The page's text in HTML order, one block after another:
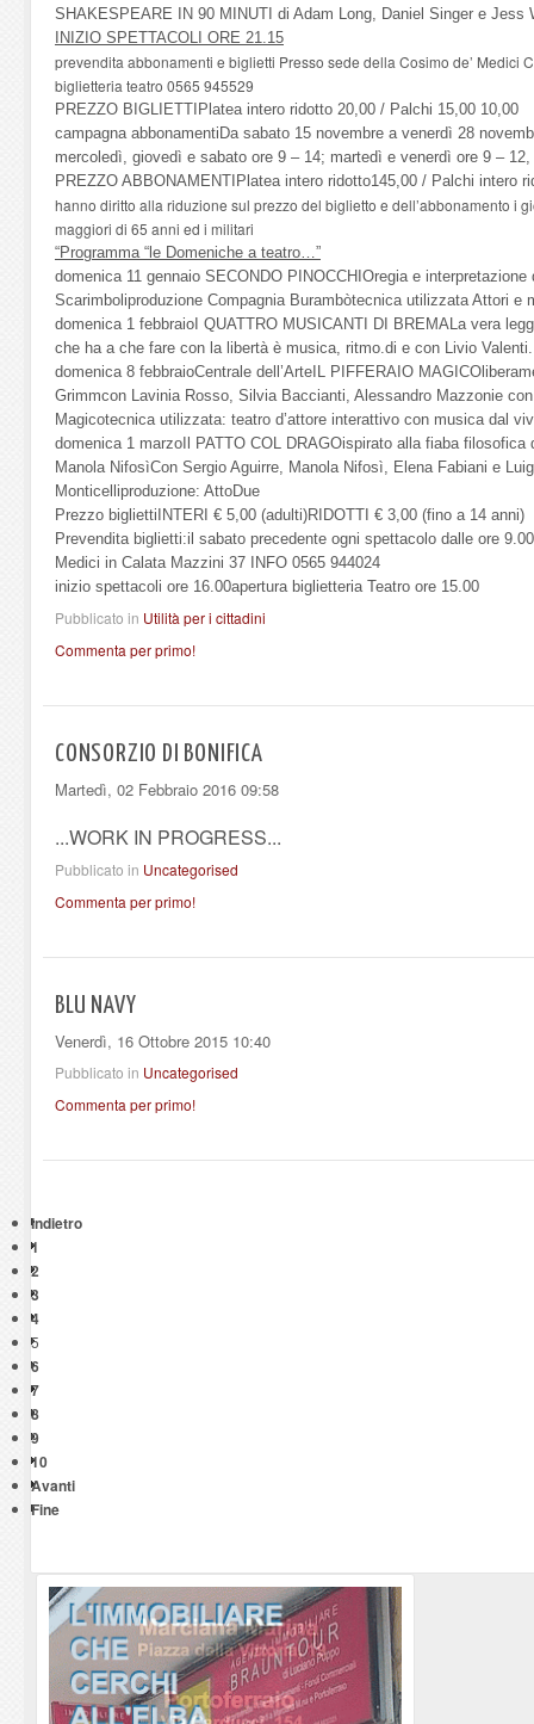
SHAKESPEARE IN 90 MINUTI di Adam Long, Daniel Singer e Jess
INIZIO SPETTACOLI ORE 21.15
prevendita abbonamenti e biglietti Presso sede della Cosimo de’ Medici
biglietteria teatro 0565 945529
PREZZO BIGLIETTIPlatea intero ridotto 20,00 / Palchi 15,00 10,00
campagna abbonamentiDa sabato 15 novembre a venerdì 28
mercoledì, giovedì e sabato ore 9 – 14; martedì e venerdì ore 9 –
PREZZO ABBONAMENTIPlatea intero ridotto145,00 / Palchi intero
hanno diritto alla riduzione sul prezzo del biglietto e dell’abbonamento i
maggiori di 65 anni ed i militari
“Programma “le Domeniche a teatro…”
domenica 11 gennaio SECONDO PINOCCHIOregia e
Scarimboliproduzione Compagnia Burambòtecnica utilizzata Attori e
domenica 1 febbraioI QUATTRO MUSICANTI DI BREMALa vera
che ha a che fare con la libertà è musica, ritmo.di e con Livio Valenti.
domenica 8 febbraioCentrale dell’ArteIL PIFFERAIO
Grimmcon Lavinia Rosso, Silvia Baccianti, Alessandro Mazzonie
Magicotecnica utilizzata: teatro d’attore interattivo con musica dal
domenica 1 marzoIl PATTO COL DRAGOispirato alla fiaba
Manola NifosìCon Sergio Aguirre, Manola Nifosì, Elena Fabiani e
Monticelliproduzione: AttoDue
Prezzo bigliettiINTERI € 5,00 (adulti)RIDOTTI € 3,00 (fino a 14 anni)
Prevendita biglietti:il sabato precedente ogni spettacolo dalle ore
Medici in Calata Mazzini 37 INFO 0565 944024
inizio spettacoli ore 16.00apertura biglietteria Teatro ore 15.00
Pubblicato in Utilità per i cittadini
Commenta per primo!
CONSORZIO DI BONIFICA
Martedì, 02 Febbraio 2016 09:58
...WORK IN PROGRESS...
Pubblicato in Uncategorised
Commenta per primo!
BLU NAVY
Venerdì, 16 Ottobre 2015 10:40
Pubblicato in Uncategorised
Commenta per primo!
Indietro
1
2
3
4
5
6
7
8
9
10
Avanti
Fine